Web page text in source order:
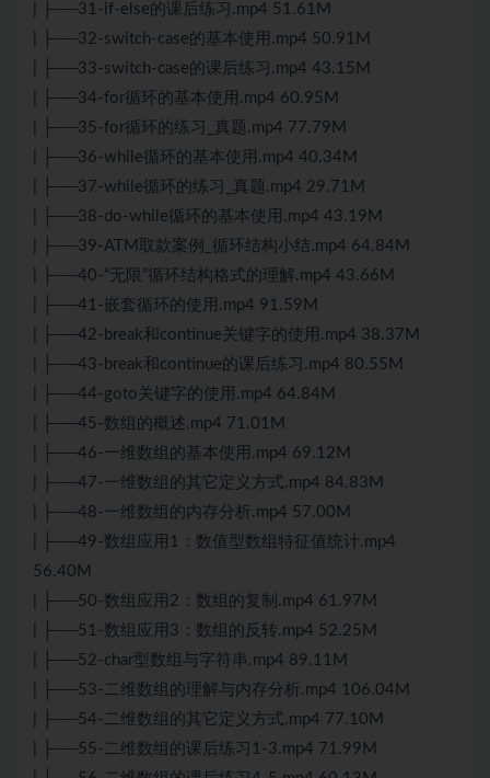
| ├──31-if-else的课后练习.mp4 51.61M
| ├──32-switch-case的基本使用.mp4 50.91M
| ├──33-switch-case的课后练习.mp4 43.15M
| ├──34-for循环的基本使用.mp4 60.95M
| ├──35-for循环的练习_真题.mp4 77.79M
| ├──36-while循环的基本使用.mp4 40.34M
| ├──37-while循环的练习_真题.mp4 29.71M
| ├──38-do-while循环的基本使用.mp4 43.19M
| ├──39-ATM取款案例_循环结构小结.mp4 64.84M
| ├──40-“无限”循环结构格式的理解.mp4 43.66M
| ├──41-嵌套循环的使用.mp4 91.59M
| ├──42-break和continue关键字的使用.mp4 38.37M
| ├──43-break和continue的课后练习.mp4 80.55M
| ├──44-goto关键字的使用.mp4 64.84M
| ├──45-数组的概述.mp4 71.01M
| ├──46-一维数组的基本使用.mp4 69.12M
| ├──47-一维数组的其它定义方式.mp4 84.83M
| ├──48-一维数组的内存分析.mp4 57.00M
| ├──49-数组应用1：数值型数组特征值统计.mp4
56.40M
| ├──50-数组应用2：数组的复制.mp4 61.97M
| ├──51-数组应用3：数组的反转.mp4 52.25M
| ├──52-char型数组与字符串.mp4 89.11M
| ├──53-二维数组的理解与内存分析.mp4 106.04M
| ├──54-二维数组的其它定义方式.mp4 77.10M
| ├──55-二维数组的课后练习1-3.mp4 71.99M